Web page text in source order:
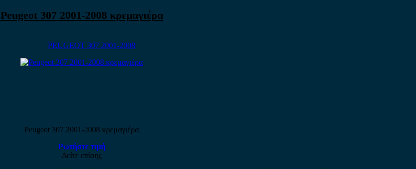
Peugeot 307 2001-2008 κρεμαγιέρα
PEUGEOT 307 2001-2008
Peugeot 307 2001-2008 κρεμαγιέρα
Ρωτήστε τιμή
Δείτε επίσης